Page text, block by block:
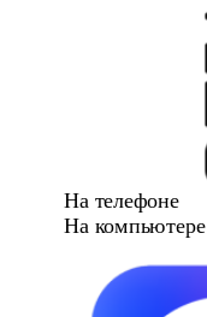
На телефоне
На компьютере